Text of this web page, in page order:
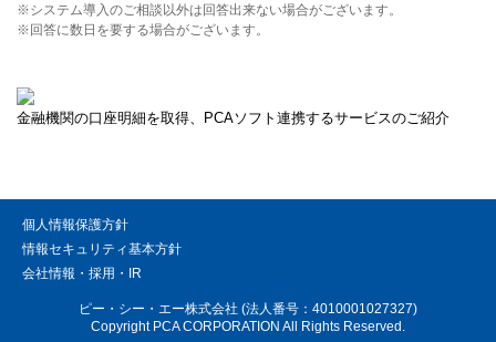
※システム導入のご相談以外は回答出来ない場合がございます。
※回答に数日を要する場合がございます。
金融機関の口座明細を取得、PCAソフト連携するサービスのご紹介
個人情報保護方針
情報セキュリティ基本方針
会社情報・採用・IR
ピー・シー・エー株式会社 (法人番号：4010001027327)
Copyright PCA CORPORATION All Rights Reserved.